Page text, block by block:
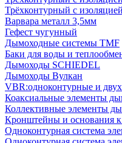
Трёхконтурный с
Варвара металл 3,5мм
Гефест чугунный
Дымоходные системы TMF
Баки для воды и
Дымоходы SCHIEDEL
Дымоходы Вулкан
VBR:одноконтурные и
Коаксиальные элементы
Коллективные элементы
Кронштейны и основания
Одноконтурная система